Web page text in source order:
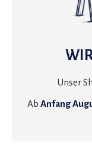
Unser
Ab Anfang